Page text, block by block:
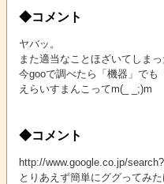
◆コメント
ヤバッ。
また適当なことほざいてしまっ
今gooで調べたら「機器」でも
えらいすまんこってm(_ _;)m
◆コメント
http://www.google.co.jp/
とりあえず簡単にググってみた